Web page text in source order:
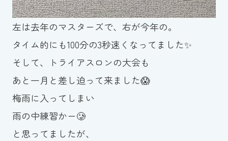
左は去年のマスターズで、右が今年の。
タイム的にも100分の3秒速くなってました✨
そして、トライアスロンの大会も
あと一月と差し迫って来ました😱
梅雨に入ってしまい
雨の中練習かー🥲
と思ってましたが、